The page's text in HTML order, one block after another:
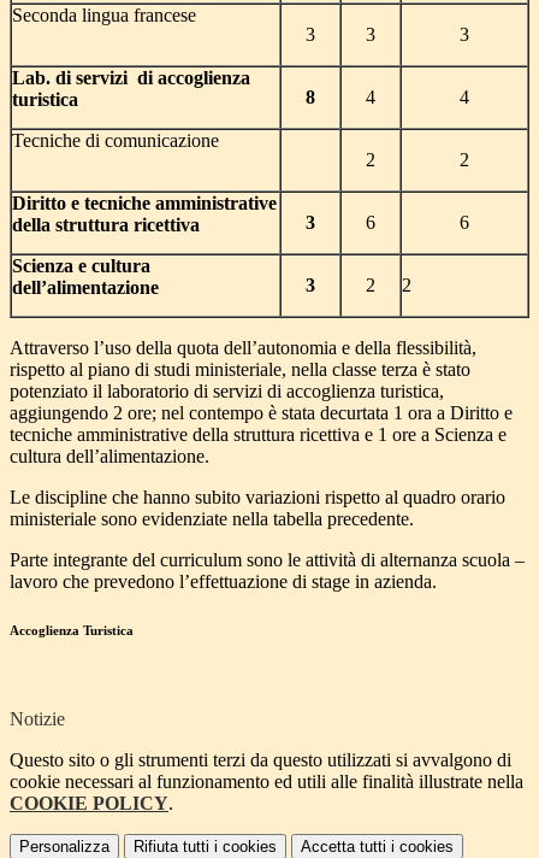
Seconda lingua francese
3
3 3
Lab. di servizi di accoglienza
turistica
8 4 4
Tecniche di comunicazione
2
2
Diritto e tecniche amministrative
della struttura ricettiva
3 6 6
Scienza e cultura
dell’alimentazione
3 2 2
Attraverso l’uso della quota dell’autonomia e della flessibilità,
rispetto al piano di studi ministeriale, nella classe terza è stato
potenziato il laboratorio di servizi di accoglienza turistica,
aggiungendo 2 ore; nel contempo è stata decurtata 1 ora a Diritto e
tecniche amministrative della struttura ricettiva e 1 ore a Scienza e
cultura dell’alimentazione.
Le discipline che hanno subito variazioni rispetto al quadro orario
ministeriale sono evidenziate nella tabella precedente.
Parte integrante del curriculum sono le attività di alternanza scuola –
lavoro che prevedono l’effettuazione di stage in azienda.
Accoglienza Turistica
Notizie
Questo sito o gli strumenti terzi da questo utilizzati si avvalgono di
cookie necessari al funzionamento ed utili alle finalità illustrate nella
COOKIE POLICY.
Personalizza Rifiuta tutti i cookies Accetta tutti i cookies